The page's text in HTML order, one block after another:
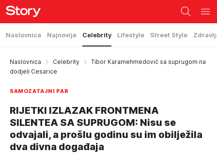
Naslovnica Najnovije Celebrity Lifestyle Street Style
Naslovnica Celebrity
Tibor Karamehmedović sa suprugom na
dodjeli Cesarice
SAMOZATAJNI PAR
RIJETKI IZLAZAK FRONTMENA
SILENTEA SA SUPRUGOM: Nisu se
odvajali, a prošlu godinu su im obilježila
dva divna događaja